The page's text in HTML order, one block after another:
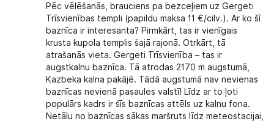
Pēc vēlēšanās, brauciens pa bezceļiem uz Gergeti
Trīsvienības templi (papildu maksa 11 €/cilv.). Ar ko šī
baznīca ir interesanta? Pirmkārt, tas ir vienīgais
krusta kupola templis šajā rajonā. Otrkārt, tā
atrašanās vieta. Gergeti Trīsvienība – tas ir
augstkalnu baznīca. Tā atrodas 2170 m augstumā,
Kazbeka kalna pakājē. Tādā augstumā nav nevienas
baznīcas nevienā pasaules valstī! Līdz ar to ļoti
populārs kadrs ir šīs baznīcas attēls uz kalnu fona.
Netālu no baznīcas sākas maršruts līdz meteostacijai,